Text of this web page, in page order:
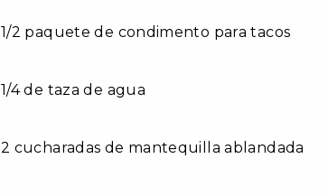
1/2 paquete de condimento para tacos
1/4 de taza de agua
2 cucharadas de mantequilla ablandada